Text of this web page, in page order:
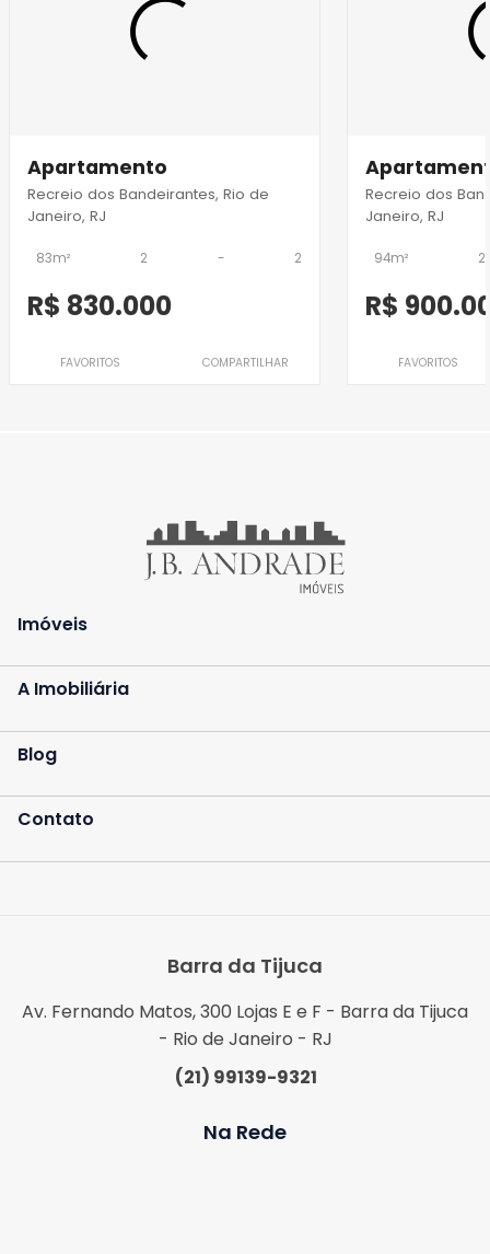
Apartamento
Recreio dos Bandeirantes, Rio de
Janeiro, RJ
83m² 2 - 2
R$ 830.000
FAVORITOS COMPARTILHAR
Recreio dos
Janeiro, RJ
94m² 2
R$
FAVORITOS
Imóveis
A Imobiliária
Blog
Contato
Barra da Tijuca
Av. Fernando Matos, 300 Lojas E e F - Barra da Tijuca
- Rio de Janeiro - RJ
(21) 99139-9321
Na Rede